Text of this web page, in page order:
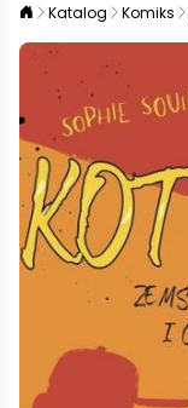
Katalog Komiks